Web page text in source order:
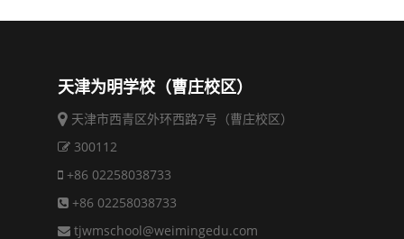
天津为明学校（曹庄校区）
天津市西青区外环西路7号（曹庄校区）
300112
+86 02258038733
+86 02258038733
tjwmschool@weimingedu.com